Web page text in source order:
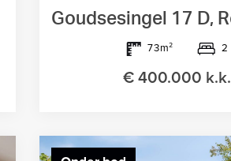
73m² 2
€ 400.000 k.k.